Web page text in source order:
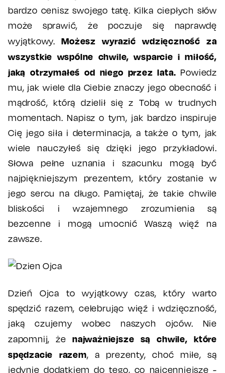
bardzo cenisz swojego tatę. Kilka ciepłych słów
może sprawić, że poczuje się naprawdę
wyjątkowy.Możesz wyrazić wdzięczność za
wszystkie wspólne chwile, wsparcie i miłość,
jaką otrzymałeś od niego przez lata. Powiedz
mu, jak wiele dla Ciebie znaczy jego obecność i
mądrość, którą dzielił się z Tobą w trudnych
momentach. Napisz o tym, jak bardzo inspiruje
Cię jego siła i determinacja, a także o tym, jak
wiele nauczyłeś się dzięki jego przykładowi.
Słowa pełne uznania i szacunku mogą być
najpiękniejszym prezentem, który zostanie w
jego sercu na długo. Pamiętaj, że takie chwile
bliskości i wzajemnego zrozumienia są
bezcenne i mogą umocnić Waszą więź na
zawsze.
Dzień Ojca to wyjątkowy czas, który warto
spędzić razem, celebrując więź i wdzięczność,
jaką czujemy wobec naszych ojców. Nie
zapomnij, żenajważniejsze są chwile, które
spędzacie razem, a prezenty, choć miłe, są
jedynie dodatkiem do tego, co najcenniejsze -